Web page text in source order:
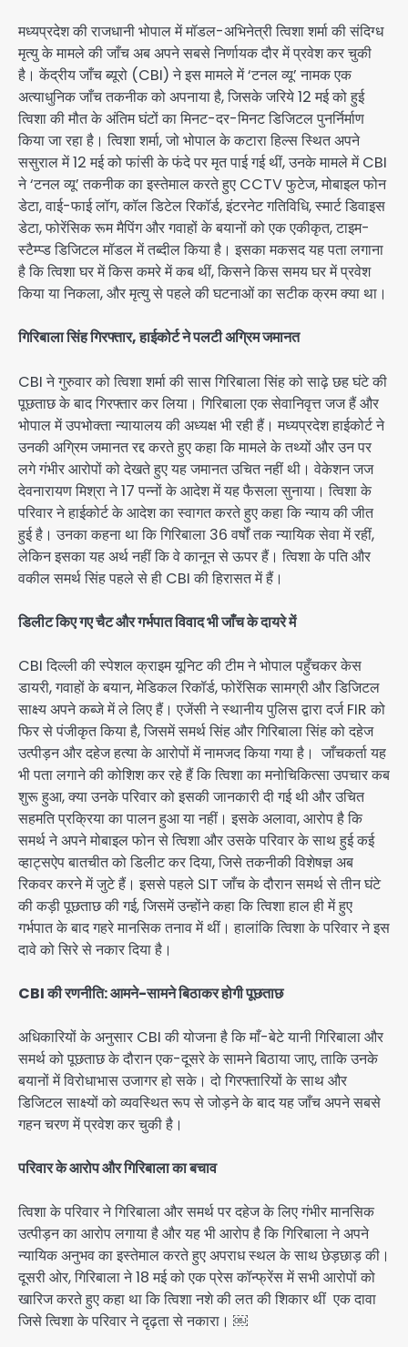
मध्यप्रदेश की राजधानी भोपाल में मॉडल-अभिनेत्री त्विशा शर्मा की संदिग्ध
मृत्यु के मामले की जाँच अब अपने सबसे निर्णायक दौर में प्रवेश कर चुकी
है। केंद्रीय जाँच ब्यूरो (CBI) ने इस मामले में ‘टनल व्यू’ नामक एक
अत्याधुनिक जाँच तकनीक को अपनाया है, जिसके जरिये 12 मई को हुई
त्विशा की मौत के अंतिम घंटों का मिनट-दर-मिनट डिजिटल पुनर्निर्माण
किया जा रहा है। त्विशा शर्मा, जो भोपाल के कटारा हिल्स स्थित अपने
ससुराल में 12 मई को फांसी के फंदे पर मृत पाई गई थीं, उनके मामले में CBI
ने ‘टनल व्यू’ तकनीक का इस्तेमाल करते हुए CCTV फुटेज, मोबाइल फोन
डेटा, वाई-फाई लॉग, कॉल डिटेल रिकॉर्ड, इंटरनेट गतिविधि, स्मार्ट डिवाइस
डेटा, फोरेंसिक रूम मैपिंग और गवाहों के बयानों को एक एकीकृत, टाइम-
स्टैम्प्ड डिजिटल मॉडल में तब्दील किया है। इसका मकसद यह पता लगाना
है कि त्विशा घर में किस कमरे में कब थीं, किसने किस समय घर में प्रवेश
किया या निकला, और मृत्यु से पहले की घटनाओं का सटीक क्रम क्या था।
गिरिबाला सिंह गिरफ्तार, हाईकोर्ट ने पलटी अग्रिम जमानत
CBI ने गुरुवार को त्विशा शर्मा की सास गिरिबाला सिंह को साढ़े छह घंटे की
पूछताछ के बाद गिरफ्तार कर लिया। गिरिबाला एक सेवानिवृत्त जज हैं और
भोपाल में उपभोक्ता न्यायालय की अध्यक्ष भी रही हैं। मध्यप्रदेश हाईकोर्ट ने
उनकी अग्रिम जमानत रद्द करते हुए कहा कि मामले के तथ्यों और उन पर
लगे गंभीर आरोपों को देखते हुए यह जमानत उचित नहीं थी। वेकेशन जज
देवनारायण मिश्रा ने 17 पन्नों के आदेश में यह फैसला सुनाया। त्विशा के
परिवार ने हाईकोर्ट के आदेश का स्वागत करते हुए कहा कि न्याय की जीत
हुई है। उनका कहना था कि गिरिबाला 36 वर्षों तक न्यायिक सेवा में रहीं,
लेकिन इसका यह अर्थ नहीं कि वे कानून से ऊपर हैं। त्विशा के पति और
वकील समर्थ सिंह पहले से ही CBI की हिरासत में हैं।
डिलीट किए गए चैट और गर्भपात विवाद भी जाँच के दायरे में
CBI दिल्ली की स्पेशल क्राइम यूनिट की टीम ने भोपाल पहुँचकर केस
डायरी, गवाहों के बयान, मेडिकल रिकॉर्ड, फोरेंसिक सामग्री और डिजिटल
साक्ष्य अपने कब्जे में ले लिए हैं। एजेंसी ने स्थानीय पुलिस द्वारा दर्ज FIR को
फिर से पंजीकृत किया है, जिसमें समर्थ सिंह और गिरिबाला सिंह को दहेज
उत्पीड़न और दहेज हत्या के आरोपों में नामजद किया गया है। जाँचकर्ता यह
भी पता लगाने की कोशिश कर रहे हैं कि त्विशा का मनोचिकित्सा उपचार कब
शुरू हुआ, क्या उनके परिवार को इसकी जानकारी दी गई थी और उचित
सहमति प्रक्रिया का पालन हुआ या नहीं। इसके अलावा, आरोप है कि
समर्थ ने अपने मोबाइल फोन से त्विशा और उसके परिवार के साथ हुई कई
व्हाट्सऐप बातचीत को डिलीट कर दिया, जिसे तकनीकी विशेषज्ञ अब
रिकवर करने में जुटे हैं। इससे पहले SIT जाँच के दौरान समर्थ से तीन घंटे
की कड़ी पूछताछ की गई, जिसमें उन्होंने कहा कि त्विशा हाल ही में हुए
गर्भपात के बाद गहरे मानसिक तनाव में थीं। हालांकि त्विशा के परिवार ने इस
दावे को सिरे से नकार दिया है।
CBI की रणनीति: आमने-सामने बिठाकर होगी पूछताछ
अधिकारियों के अनुसार CBI की योजना है कि माँ-बेटे यानी गिरिबाला और
समर्थ को पूछताछ के दौरान एक-दूसरे के सामने बिठाया जाए, ताकि उनके
बयानों में विरोधाभास उजागर हो सके। दो गिरफ्तारियों के साथ और
डिजिटल साक्ष्यों को व्यवस्थित रूप से जोड़ने के बाद यह जाँच अपने सबसे
गहन चरण में प्रवेश कर चुकी है।
परिवार के आरोप और गिरिबाला का बचाव
त्विशा के परिवार ने गिरिबाला और समर्थ पर दहेज के लिए गंभीर मानसिक
उत्पीड़न का आरोप लगाया है और यह भी आरोप है कि गिरिबाला ने अपने
न्यायिक अनुभव का इस्तेमाल करते हुए अपराध स्थल के साथ छेड़छाड़ की।
दूसरी ओर, गिरिबाला ने 18 मई को एक प्रेस कॉन्फ्रेंस में सभी आरोपों को
खारिज करते हुए कहा था कि त्विशा नशे की लत की शिकार थीं एक दावा
जिसे त्विशा के परिवार ने दृढ़ता से नकारा। ￼